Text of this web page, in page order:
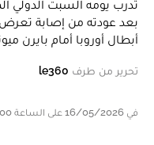
تدرب يومه السبت الدولي
بعد عودته من إصابة
أبطال أوروبا أمام بايرن
تحرير من طرف le360
في 16/05/2026 على الساعة 16:00